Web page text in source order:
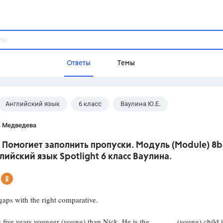
Ответы Темы
Домашнее задание
Школа
Английский язык 6 класс Ваулина Ю.Е.
Медведева
Помогиет заполнить пропуски. Модуль (Module)
язык Spotlight 6 класс Ваулина.
with the right comparative.